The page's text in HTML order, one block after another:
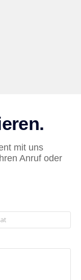
mit uns
Anruf oder